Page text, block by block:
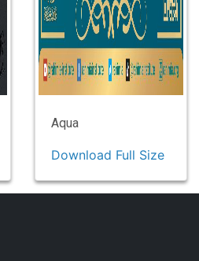
Aqua
Download Full Size